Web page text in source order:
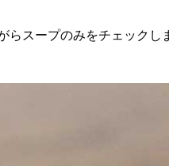
スープのみをチェックし